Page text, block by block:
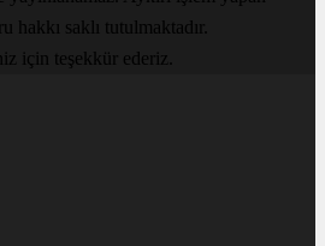
hakkı saklı tutulmaktadır.
için teşekkür ederiz.